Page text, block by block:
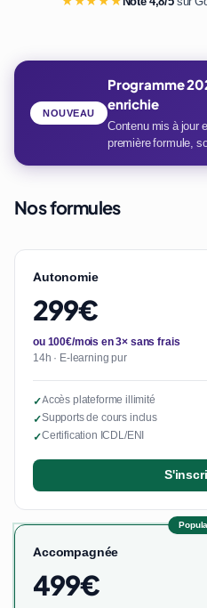
Programme
enrichie
Contenu mis à jour
première formule,
NOUVEAU
Nos formules
Autonomie
299€
ou 100€/mois en 3× sans frais
14h · E-learning pur
✓Accès plateforme illimité
✓Supports de cours inclus
✓Certification ICDL/ENI
Accompagnée
499€